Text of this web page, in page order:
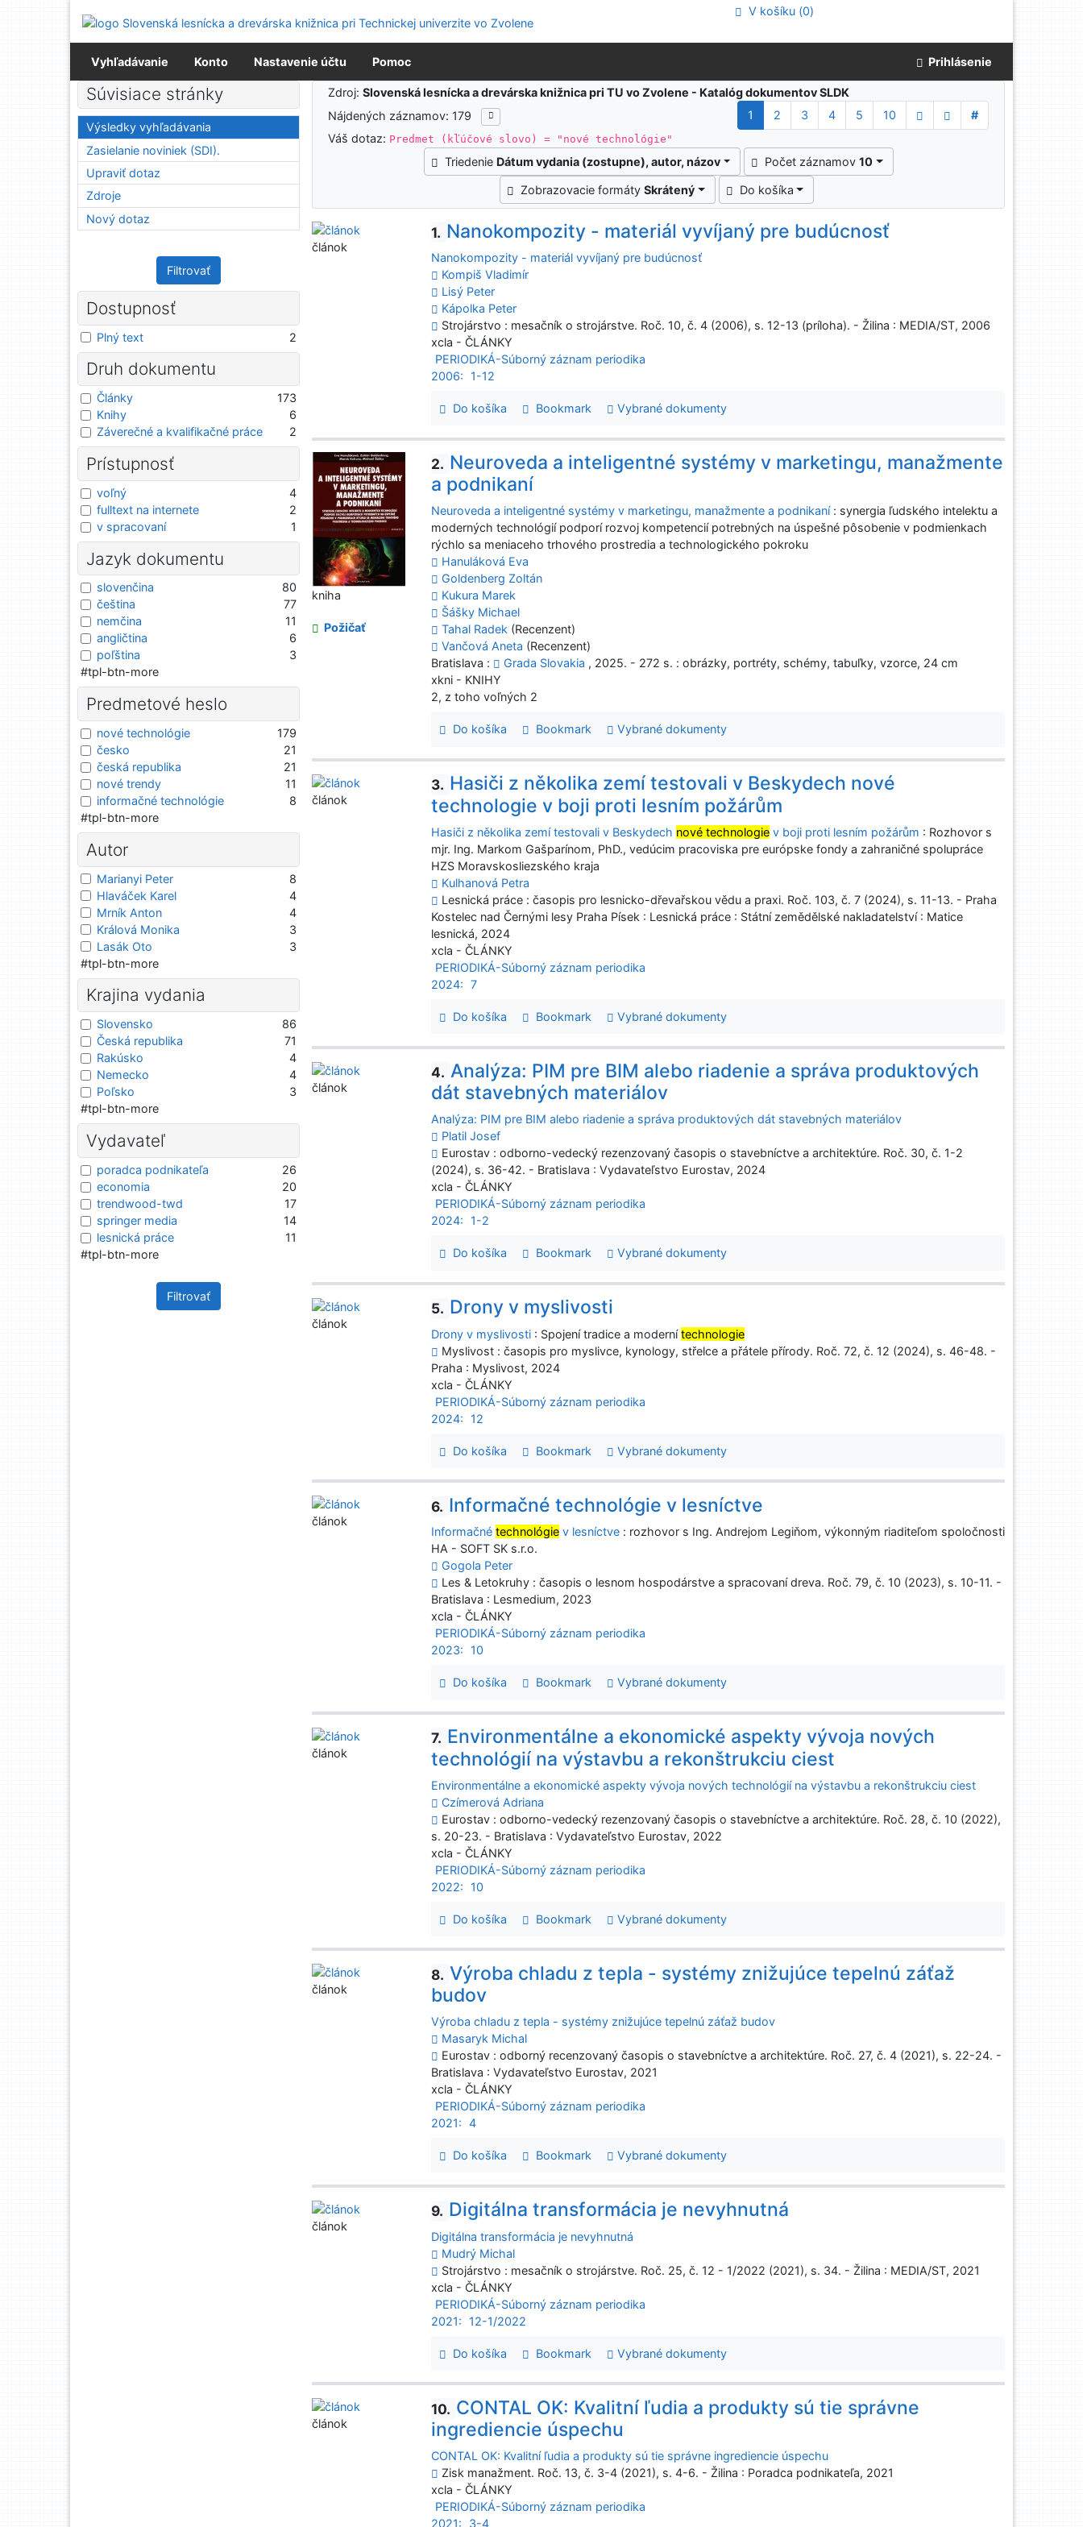
Prejsť na menu
Prehlásenie o webovej prístupnosti
V košíku (0)
Vyhľadávanie Konto Nastavenie účtu Pomoc Prihlásenie
Výsledky vyhľadávania
Zdroj:Slovenská lesnícka a drevárska knižnica pri TU vo Zvolene - Katalóg dokumentov SLDK
Nájdených záznamov: 179
1 2 3 4 5 10
#
Váš dotaz: Predmet (kľúčové slovo) = "nové technológie"
Triedenie Dátum vydania (zostupne), autor, názov Počet záznamov10
Zobrazovacie formátySkrátený Do košíka
1. Nanokompozity - materiál vyvíjaný pre budúcnosť
Nanokompozity - materiál vyvíjaný pre budúcnosť
Kompiš Vladimír
Lisý Peter
Kápolka Peter
Strojárstvo : mesačník o strojárstve. Roč. 10, č. 4 (2006), s. 12-13 (príloha). - Žilina : MEDIA/ST, 2006
xcla - ČLÁNKY
PERIODIKÁ-Súborný záznam periodika
2006:
1-12
Do košíka Bookmark Vybrané dokumenty
článok
2. Neuroveda a inteligentné systémy v marketingu, manažmente
a podnikaní
Neuroveda a inteligentné systémy v marketingu, manažmente a podnikaní: synergia ľudského intelektu a
moderných technológií podporí rozvoj kompetencií potrebných na úspešné pôsobenie v podmienkach
rýchlo sa meniaceho trhového prostredia a technologického pokroku
Hanuláková Eva
Goldenberg Zoltán
Kukura Marek
Šášky Michael
Tahal Radek (Recenzent)
Vančová Aneta (Recenzent)
Bratislava :
Grada Slovakia , 2025. - 272 s. : obrázky, portréty, schémy, tabuľky, vzorce, 24 cm
xkni - KNIHY
2, z toho voľných 2
Do košíka Bookmark Vybrané dokumenty
kniha
Požičať
3. Hasiči z několika zemí testovali v Beskydech nové
technologie v boji proti lesním požárům
Hasiči z několika zemí testovali v Beskydech nové technologie v boji proti lesním požárům : Rozhovor s
mjr. Ing. Markom Gašparínom, PhD., vedúcim pracoviska pre európske fondy a zahraničné spolupráce
HZS Moravskosliezského kraja
Kulhanová Petra
Lesnická práce : časopis pro lesnicko-dřevařskou vědu a praxi. Roč. 103, č. 7 (2024), s. 11-13. - Praha
Kostelec nad Černými lesy Praha Písek : Lesnická práce : Státní zemědělské nakladatelství : Matice
lesnická, 2024
xcla - ČLÁNKY
PERIODIKÁ-Súborný záznam periodika
2024:
7
Do košíka Bookmark Vybrané dokumenty
článok
4. Analýza: PIM pre BIM alebo riadenie a správa produktových
dát stavebných materiálov
Analýza: PIM pre BIM alebo riadenie a správa produktových dát stavebných materiálov
Platil Josef
Eurostav : odborno-vedecký rezenzovaný časopis o stavebníctve a architektúre. Roč. 30, č. 1-2
(2024), s. 36-42. - Bratislava : Vydavateľstvo Eurostav, 2024
xcla - ČLÁNKY
PERIODIKÁ-Súborný záznam periodika
2024:
1-2
Do košíka Bookmark Vybrané dokumenty
článok
5. Drony v myslivosti
Drony v myslivosti : Spojení tradice a modernítechnologie
Myslivost : časopis pro myslivce, kynology, střelce a přátele přírody. Roč. 72, č. 12 (2024), s. 46-48. -
Praha : Myslivost, 2024
xcla - ČLÁNKY
PERIODIKÁ-Súborný záznam periodika
2024:
12
Do košíka Bookmark Vybrané dokumenty
článok
6. Informačné technológie v lesníctve
Informačnétechnológie v lesníctve : rozhovor s Ing. Andrejom Legiňom, výkonným riaditeľom spoločnosti
HA - SOFT SK s.r.o.
Gogola Peter
Les & Letokruhy : časopis o lesnom hospodárstve a spracovaní dreva. Roč. 79, č. 10 (2023), s. 10-11. -
Bratislava : Lesmedium, 2023
xcla - ČLÁNKY
PERIODIKÁ-Súborný záznam periodika
2023:
10
Do košíka Bookmark Vybrané dokumenty
článok
7. Environmentálne a ekonomické aspekty vývoja nových
technológií na výstavbu a rekonštrukciu ciest
Environmentálne a ekonomické aspekty vývoja nových technológií na výstavbu a rekonštrukciu ciest
Czímerová Adriana
Eurostav : odborno-vedecký rezenzovaný časopis o stavebníctve a architektúre. Roč. 28, č. 10 (2022),
s. 20-23. - Bratislava : Vydavateľstvo Eurostav, 2022
xcla - ČLÁNKY
PERIODIKÁ-Súborný záznam periodika
2022:
10
Do košíka Bookmark Vybrané dokumenty
článok
8. Výroba chladu z tepla - systémy znižujúce tepelnú záťaž
budov
Výroba chladu z tepla - systémy znižujúce tepelnú záťaž budov
Masaryk Michal
Eurostav : odborný recenzovaný časopis o stavebníctve a architektúre. Roč. 27, č. 4 (2021), s. 22-24. -
Bratislava : Vydavateľstvo Eurostav, 2021
xcla - ČLÁNKY
PERIODIKÁ-Súborný záznam periodika
2021:
4
Do košíka Bookmark Vybrané dokumenty
článok
9. Digitálna transformácia je nevyhnutná
Digitálna transformácia je nevyhnutná
Mudrý Michal
Strojárstvo : mesačník o strojárstve. Roč. 25, č. 12 - 1/2022 (2021), s. 34. - Žilina : MEDIA/ST, 2021
xcla - ČLÁNKY
PERIODIKÁ-Súborný záznam periodika
2021:
12-1/2022
Do košíka Bookmark Vybrané dokumenty
článok
10. CONTAL OK: Kvalitní ľudia a produkty sú tie správne
ingrediencie úspechu
CONTAL OK: Kvalitní ľudia a produkty sú tie správne ingrediencie úspechu
Zisk manažment. Roč. 13, č. 3-4 (2021), s. 4-6. - Žilina : Poradca podnikateľa, 2021
xcla - ČLÁNKY
PERIODIKÁ-Súborný záznam periodika
2021:
3-4
článok
Súvisiace stránky
Výsledky vyhľadávania
Zasielanie noviniek (SDI).
Upraviť dotaz
Zdroje
Nový dotaz
Filtrovať
Dostupnosť
Plný text 2
Druh dokumentu
Články
173
Knihy
6
Záverečné a kvalifikačné práce
2
Prístupnosť
voľný
4
fulltext na internete
2
v spracovaní
1
Jazyk dokumentu
slovenčina
80
čeština
77
nemčina
11
angličtina
6
poľština
3
#tpl-btn-more
Predmetové heslo
nové technológie
179
česko
21
česká republika
21
nové trendy
11
informačné technológie
8
#tpl-btn-more
Autor
Marianyi Peter
8
Hlaváček Karel
4
Mrník Anton
4
Králová Monika
3
Lasák Oto
3
#tpl-btn-more
Krajina vydania
Slovensko
86
Česká republika
71
Rakúsko
4
Nemecko
4
Poľsko
3
#tpl-btn-more
Vydavateľ
poradca podnikateľa
26
economia
20
trendwood-twd
17
springer media
14
lesnická práce
11
#tpl-btn-more
Filtrovať